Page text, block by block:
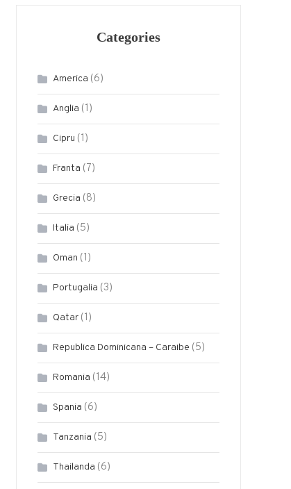
Categories
America (6)
Anglia (1)
Cipru (1)
Franta (7)
Grecia (8)
Italia (5)
Oman (1)
Portugalia (3)
Qatar (1)
Republica Dominicana – Caraibe (5)
Romania (14)
Spania (6)
Tanzania (5)
Thailanda (6)